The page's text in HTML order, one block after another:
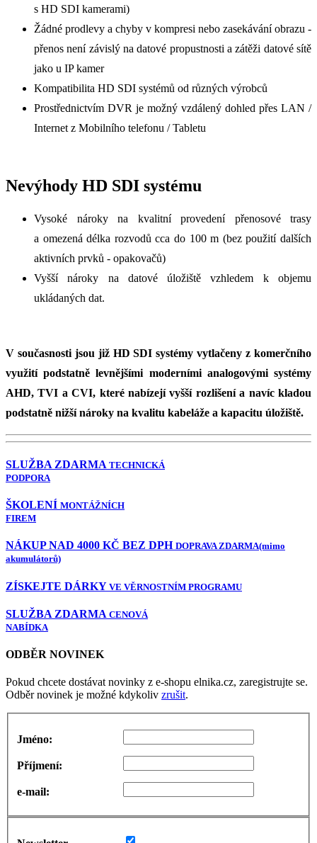
s HD SDI kamerami)
Žádné prodlevy a chyby v kompresi nebo zasekávání obrazu -
přenos není závislý na datové propustnosti a zátěži datové sítě
jako u IP kamer
Kompatibilita HD SDI systémů od různých výrobců
Prostřednictvím DVR je možný vzdálený dohled přes LAN /
Internet z Mobilního telefonu / Tabletu
Nevýhody HD SDI systému
Vysoké nároky na kvalitní provedení přenosové trasy
a omezená délka rozvodů cca do 100 m (bez použití dalších
aktivních prvků - opakovačů)
Vyšší nároky na datové úložiště vzhledem k objemu
ukládaných dat.
V současnosti jsou již HD SDI systémy vytlačeny z komerčního
využití podstatně levnějšími moderními analogovými systémy
AHD, TVI a CVI, které nabízejí vyšší rozlišení a navíc kladou
podstatně nižší nároky na kvalitu kabeláže a kapacitu úložiště.
SLUŽBA ZDARMA TECHNICKÁ
PODPORA
ŠKOLENÍ MONTÁŽNÍCH
FIREM
NÁKUP NAD 4000 KČ BEZ DPH DOPRAVA ZDARMA(mimo
akumulátorů)
ZÍSKEJTE DÁRKY VE VĚRNOSTNÍM PROGRAMU
SLUŽBA ZDARMA CENOVÁ
NABÍDKA
ODBĚR NOVINEK
Pokud chcete dostávat novinky z e-shopu elnika.cz, zaregistrujte se.
Odběr novinek je možné kdykoliv zrušit.
Jméno:
Příjmení:
e-mail: